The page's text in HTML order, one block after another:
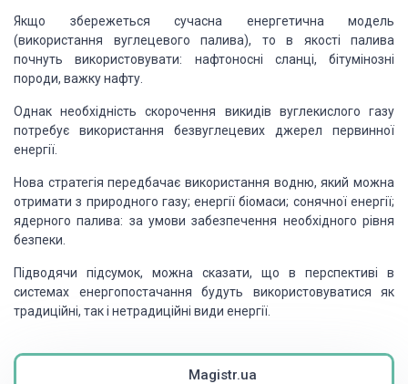
Якщо збережеться сучасна енергетична модель
(використання вуглецевого палива), то в якості палива
почнуть використовувати: нафтоносні сланці, бітумінозні
породи, важку нафту.
Однак необхідність скорочення викидів вуглекислого газу
потребує використання безвуглецевих джерел первинної
енергії.
Нова стратегія передбачає використання водню, який можна
отримати з природного газу; енергії біомаси; сонячної енергії;
ядерного палива: за умови забезпечення необхідного рівня
безпеки.
Підводячи підсумок, можна сказати, що в перспективі в
системах енергопостачання будуть використовуватися як
традиційні, так і нетрадиційні види енергії.
Magistr.ua